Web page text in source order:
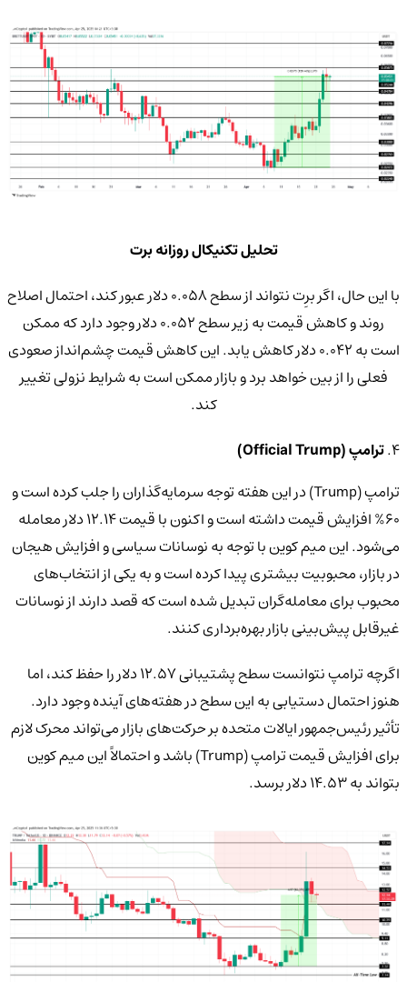
تحلیل تکنیکال روزانه برت
با این حال، اگر برِت نتواند از سطح 0.058 دلار عبور کند، احتمال اصلاح
روند و کاهش قیمت به زیر سطح 0.052 دلار وجود دارد که ممکن
است به 0.042 دلار کاهش یابد. این کاهش قیمت چشم‌انداز صعودی
فعلی را از بین خواهد برد و بازار ممکن است به شرایط نزولی تغییر
کند.
4. ترامپ (Official Trump)
ترامپ (Trump) در این هفته توجه سرمایه‌گذاران را جلب کرده است و
60% افزایش قیمت داشته است و اکنون با قیمت 12.14 دلار معامله
می‌شود. این میم کوین با توجه به نوسانات سیاسی و افزایش هیجان
در بازار، محبوبیت بیشتری پیدا کرده است و به یکی از انتخاب‌های
محبوب برای معامله‌گران تبدیل شده است که قصد دارند از نوسانات
غیرقابل پیش‌بینی بازار بهره‌برداری کنند.
اگرچه ترامپ نتوانست سطح پشتیبانی 12.57 دلار را حفظ کند، اما
هنوز احتمال دستیابی به این سطح در هفته‌های آینده وجود دارد.
تأثیر رئیس‌جمهور ایالات متحده بر حرکت‌های بازار می‌تواند محرک لازم
برای افزایش قیمت ترامپ (Trump) باشد و احتمالاً این میم کوین
بتواند به 14.53 دلار برسد.